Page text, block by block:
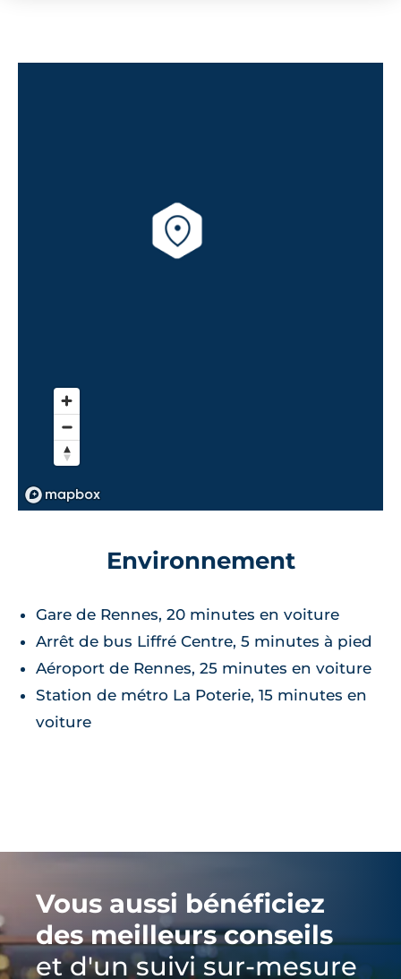
Environnement
Gare de Rennes, 20 minutes en voiture
Arrêt de bus Liffré Centre, 5 minutes à pied
Aéroport de Rennes, 25 minutes en voiture
Station de métro La Poterie, 15 minutes en
voiture
Vous aussi bénéficiez
des meilleurs conseils
et d'un suivi sur-mesure